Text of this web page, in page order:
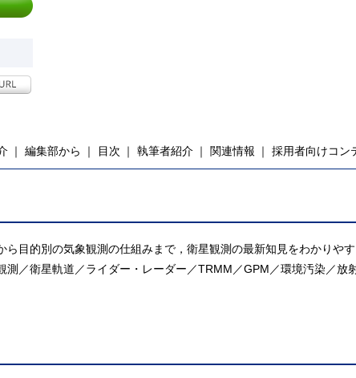
編集部から 目次 執筆者紹介 関連情報 採用者向けコン
ら目的別の気象観測の仕組みまで，衛星観測の最新知見をわかりや
測／衛星軌道／ライダー・レーダー／TRMM／GPM／環境汚染／放